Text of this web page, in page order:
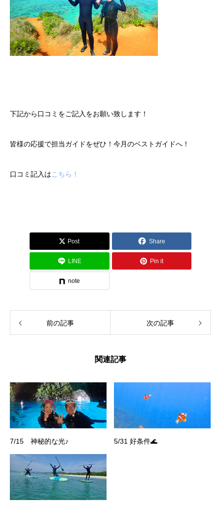
下記から口コミをご記入をお願い致します！
皆様の応援で担当ガイドをぜひ！今月のベストガイドへ！
口コミ記入は こちら！
Post Share
LINE Pin it
note
前の記事 次の記事
関連記事
7/15 神秘的な光♪ 5/31 好条件🌊